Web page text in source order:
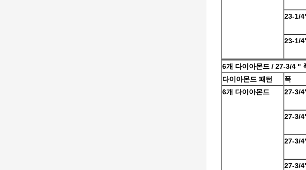
23-1/
23-1/
6개 다이아몬드 / 27-3/4 "
다이아몬드 패턴
폭
6개 다이아몬드
27-3/
27-3/
27-3/
27-3/